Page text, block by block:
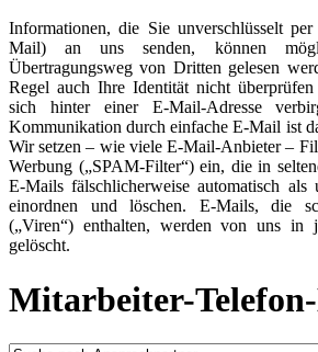
Informationen, die Sie unverschlüsselt
Mail) an uns senden, können
Übertragungsweg von Dritten gelesen
Regel auch Ihre Identität nicht
sich hinter einer E-Mail-Adresse
Kommunikation durch einfache E-Mail ist
Wir setzen – wie viele E-Mail-Anbieter –
Werbung („SPAM-Filter“) ein, die in
E-Mails fälschlicherweise automatisch als
einordnen und löschen. E-Mails, die
(„Viren“) enthalten, werden von uns in
gelöscht.
Mitarbeiter-